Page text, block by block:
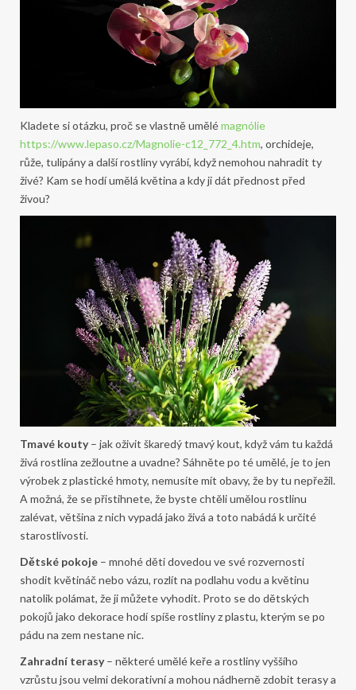
Kladete si otázku, proč se vlastně umělémagnólie
https://www.lepaso.cz/Magnolie-c12_772_4.htm, orchideje,
růže, tulipány a další rostliny vyrábí, když nemohou nahradit ty
živé? Kam se hodí umělá květina a kdy ji dát přednost před
živou?
Tmavé kouty– jak oživit škaredý tmavý kout, když vám tu každá
živá rostlina zežloutne a uvadne? Sáhněte po té umělé, je to jen
výrobek z plastické hmoty, nemusíte mít obavy, že by tu nepřežil.
A možná, že se přistihnete, že byste chtěli umělou rostlinu
zalévat, většina z nich vypadá jako živá a toto nabádá k určité
starostlivosti.
Dětské pokoje – mnohé děti dovedou ve své rozvernosti
shodit květináč nebo vázu, rozlít na podlahu vodu a květinu
natolik polámat, že ji můžete vyhodit. Proto se do dětských
pokojů jako dekorace hodí spíše rostliny z plastu, kterým se po
pádu na zem nestane nic.
Zahradní terasy– některé umělé keře a rostliny vyššího
vzrůstu jsou velmi dekorativní a mohou nádherně zdobit terasy a